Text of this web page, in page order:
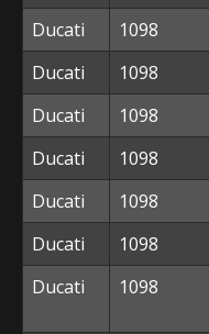
Ducati
1098
Ducati
1098
Ducati
1098
Ducati
1098
Ducati
1098
Ducati
1098
Ducati
1098